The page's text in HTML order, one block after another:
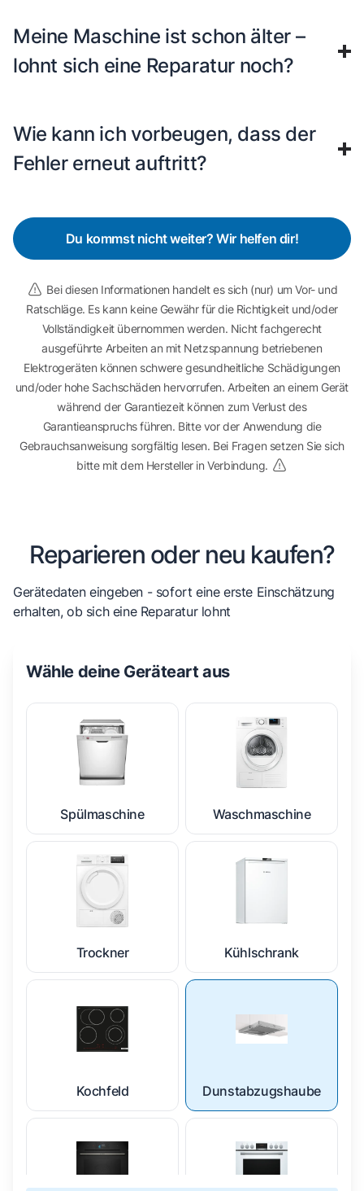
Meine Maschine ist schon älter –
lohnt sich eine Reparatur noch?
Wie kann ich vorbeugen, dass der
Fehler erneut auftritt?
Du kommst nicht weiter? Wir helfen dir!
Bei diesen Informationen handelt es sich (nur) um Vor- und
Ratschläge. Es kann keine Gewähr für die Richtigkeit und/oder
Vollständigkeit übernommen werden. Nicht fachgerecht
ausgeführte Arbeiten an mit Netzspannung betriebenen
Elektrogeräten können schwere gesundheitliche Schädigungen
und/oder hohe Sachschäden hervorrufen. Arbeiten an einem Gerät
während der Garantiezeit können zum Verlust des
Garantieanspruchs führen. Bitte vor der Anwendung die
Gebrauchsanweisung sorgfältig lesen. Bei Fragen setzen Sie sich
bitte mit dem Hersteller in Verbindung.
Reparieren oder neu kaufen?
Gerätedaten eingeben - sofort eine erste Einschätzung
erhalten, ob sich eine Reparatur lohnt
Wähle deine Geräteart aus
Spülmaschine Waschmaschine
Trockner Kühlschrank
Kochfeld Dunstabzugshaube